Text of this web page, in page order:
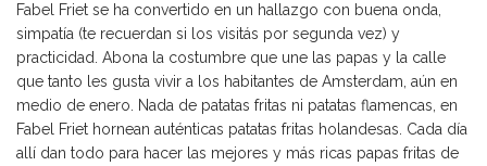
Fabel Friet se ha convertido en un hallazgo con buena onda,
simpatía (te recuerdan si los visitás por segunda vez) y
practicidad. Abona la costumbre que une las papas y la calle
que tanto les gusta vivir a los habitantes de Amsterdam, aún en
medio de enero. Nada de patatas fritas ni patatas flamencas, en
Fabel Friet hornean auténticas patatas fritas holandesas. Cada día
allí dan todo para hacer las mejores y más ricas papas fritas de